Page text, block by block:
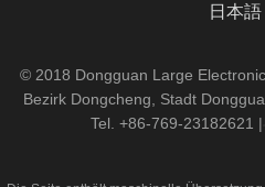
日本語
© 2018 Dongguan Large
Bezirk Dongcheng, Stadt
Tel. +86-769-23182621 |